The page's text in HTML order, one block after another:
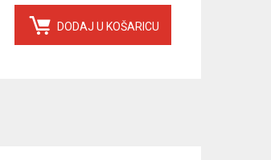
DODAJ U KOŠARICU